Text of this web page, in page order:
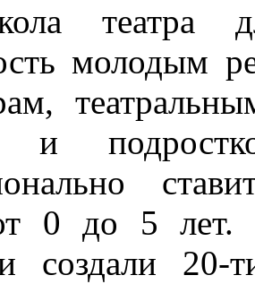
театра
молодым
и
0 до 5 лет.
создали